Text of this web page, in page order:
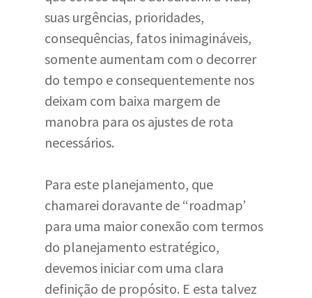
suas urgências, prioridades,
consequências, fatos inimagináveis,
somente aumentam com o decorrer
do tempo e consequentemente nos
deixam com baixa margem de
manobra para os ajustes de rota
necessários.
Para este planejamento, que
chamarei doravante de “roadmap’
para uma maior conexão com termos
do planejamento estratégico,
devemos iniciar com uma clara
definição de propósito. E esta talvez